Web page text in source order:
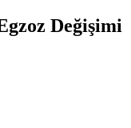
Değişimi